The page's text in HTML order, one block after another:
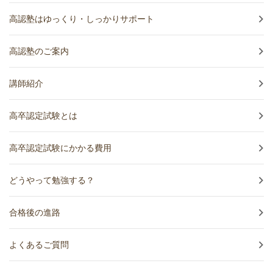
高認塾はゆっくり・しっかりサポート
高認塾のご案内
講師紹介
高卒認定試験とは
高卒認定試験にかかる費用
どうやって勉強する？
合格後の進路
よくあるご質問